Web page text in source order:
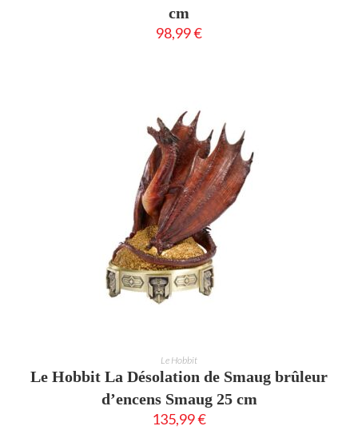
cm
98,99€
AJOUTER AU PANIER
Le Hobbit
Le Hobbit La Désolation de Smaug brûleur
d’encens Smaug 25 cm
135,99€